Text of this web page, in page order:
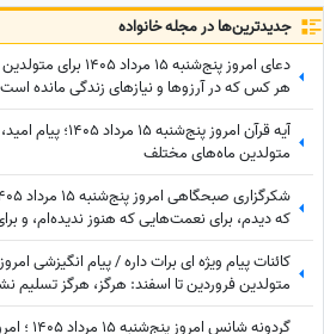
جدید‌ترین‌ها در مجله خانواده
دعای امروز پنج‌شنبه
هر کس که در آرزوها و نیازهای زندگی مانده است
آیه قرآن امروز
متولدین ماه‌های مختلف
که دیدم، برای نعمت‌هایی که هنوز ندیده‌ام، و
مسیر رسیدن به من هستند
متولدین فروردین تا اسفند: هرگز، هرگز تسلیم نشو +
گردونه